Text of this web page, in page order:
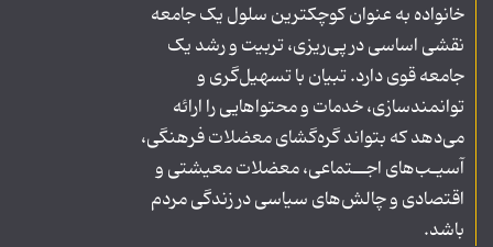
خانواده به عنوان کوچکترین سلول یک جامعه
نقشی اساسی در پی‌ریزی، تربیت و رشد یک
جامعه قوی دارد. تبیان با تسهیل‌گری و
توانمندسازی، خدمات و محتواهایی را ارائه
می‌دهد که بتواند گره‌گشای معضلات فرهنگی،
آسیـب‌های اجــتماعی، معضلات معیشتی و
اقتصادی و چالش‌های سیاسی در زندگی مردم
باشد.